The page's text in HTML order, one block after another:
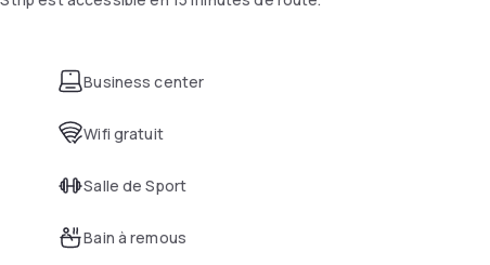
Business center
Wifi gratuit
Salle de Sport
Bain à remous